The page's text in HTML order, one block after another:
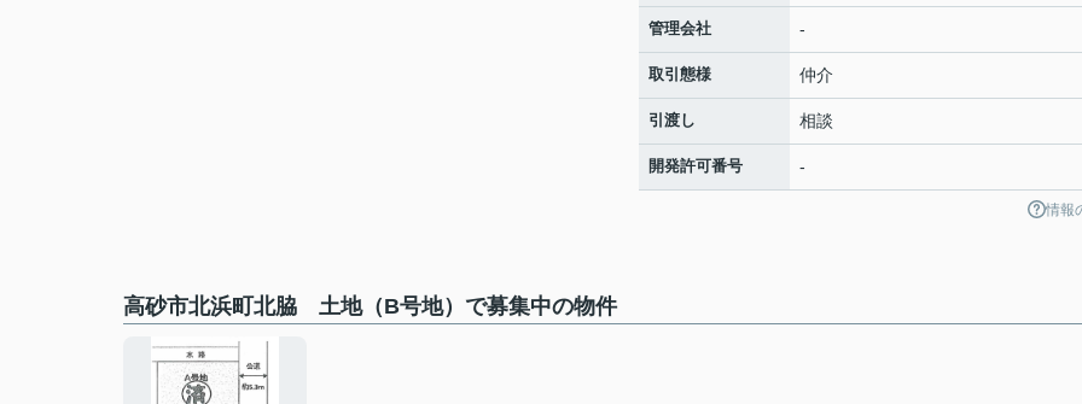
管理会社 -
取引態様 仲介
引渡し 相談
開発許可番号 -
情報
高砂市北浜町北脇 土地（B号地）で募集中の物件